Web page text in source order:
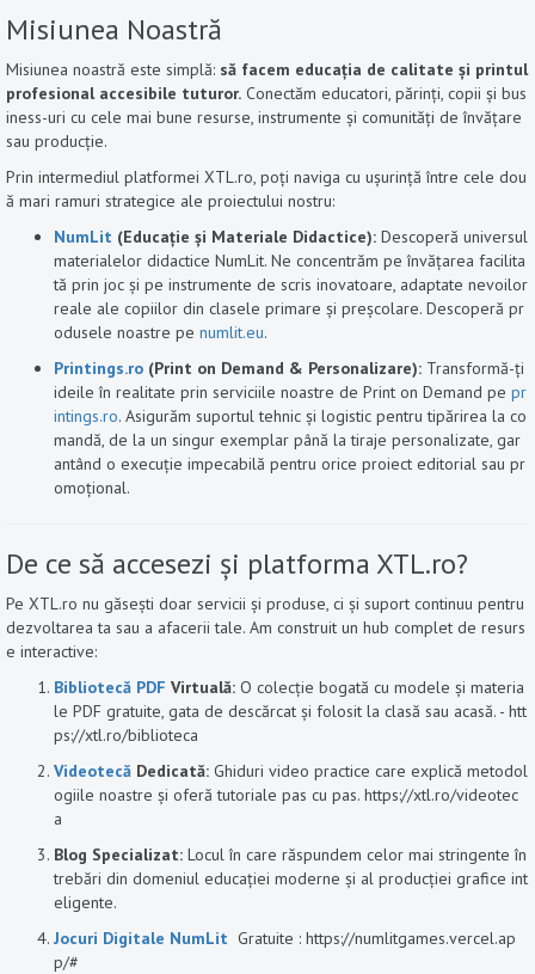
Misiunea Noastră
Misiunea noastră este simplă: să facem educația de calitate și printul
profesional accesibile tuturor. Conectăm educatori, părinți, copii și bus
iness-uri cu cele mai bune resurse, instrumente și comunități de învățare
sau producție.
Prin intermediul platformei XTL.ro, poți naviga cu ușurință între cele dou
ă mari ramuri strategice ale proiectului nostru:
NumLit (Educație și Materiale Didactice): Descoperă universul
materialelor didactice NumLit. Ne concentrăm pe învățarea facilita
tă prin joc și pe instrumente de scris inovatoare, adaptate nevoilor
reale ale copiilor din clasele primare și preșcolare. Descoperă pr
odusele noastre pe numlit.eu.
Printings.ro (Print on Demand & Personalizare): Transformă-ți
ideile în realitate prin serviciile noastre de Print on Demand pe pr
intings.ro. Asigurăm suportul tehnic și logistic pentru tipărirea la co
mandă, de la un singur exemplar până la tiraje personalizate, gar
antând o execuție impecabilă pentru orice proiect editorial sau pr
omoțional.
De ce să accesezi și platforma XTL.ro?
Pe XTL.ro nu găsești doar servicii și produse, ci și suport continuu pentru
dezvoltarea ta sau a afacerii tale. Am construit un hub complet de resurs
e interactive:
Bibliotecă PDF Virtuală: O colecție bogată cu modele și materia
le PDF gratuite, gata de descărcat și folosit la clasă sau acasă. - htt
ps://xtl.ro/biblioteca
Videotecă Dedicată: Ghiduri video practice care explică metodol
ogiile noastre și oferă tutoriale pas cu pas. https://xtl.ro/videotec
a
Blog Specializat: Locul în care răspundem celor mai stringente în
trebări din domeniul educației moderne și al producției grafice int
eligente.
Jocuri Digitale NumLit Gratuite : https://numlitgames.vercel.ap
p/#